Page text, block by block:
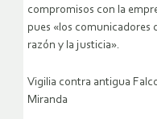
compromisos con la
pues «los comunicadores
razón y la justicia».
Vigilia contra antigua
Miranda